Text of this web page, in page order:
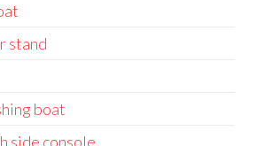
stand
boat
side console